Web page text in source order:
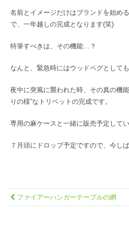
名前とイメージだけはブランドを始め
で、一年越しの完成となります(笑)
特筆すべきは、その機能…？
なんと、緊急時にはウッドペグとして
夜中に突風に襲われた時、その真の機
りの様”なトリベットの完成です。
専用の麻ケースと一緒に販売予定してい
７月頭にドロップ予定ですので、今し
ファイアーハンガーテーブルの網